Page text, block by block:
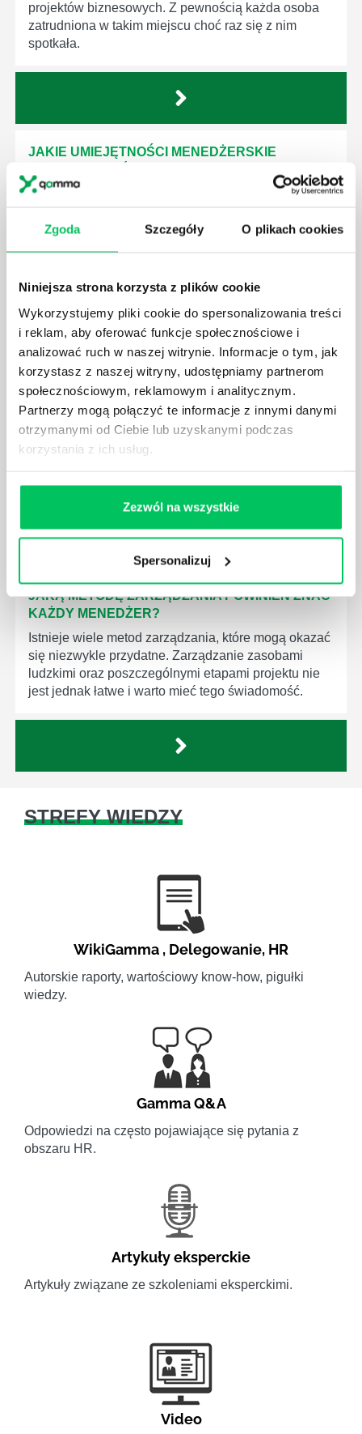
Zgoda Szczegóły O plikach cookies
Niniejsza strona korzysta z plików cookie
Wykorzystujemy pliki cookie do spersonalizowania treści
i reklam, aby oferować funkcje społecznościowe i
analizować ruch w naszej witrynie. Informacje o tym, jak
korzystasz z naszej witryny, udostępniamy partnerom
społecznościowym, reklamowym i analitycznym.
Partnerzy mogą połączyć te informacje z innymi danymi
otrzymanymi od Ciebie lub uzyskanymi podczas
korzystania z ich usług.
Zezwól na wszystkie
Spersonalizuj
projektów biznesowych. Z pewnością każda osoba
zatrudniona w takim miejscu choć raz się z nim
spotkała.
JAKIE UMIEJĘTNOŚCI MENEDŻERSKIE
Nawet zespół złożony z doskonale wykształconych i
sprawnie realizować swoich zadań, jeśli zabraknie w
czynności wykonywane przez pracowników.
JAK BRYGADZISTA MOŻE ROZWINĄĆ SWOJE
KOMPETENCJE MENEDŻERSKIE?
Menedżer to niezwykle ważne stanowisko w każdej
firmie. Osoba je pełniąca jest w pełni odpowiedzialna
działu.
JAKĄ METODĘ ZARZĄDZANIA POWINIEN ZNAĆ
KAŻDY MENEDŻER?
Istnieje wiele metod zarządzania, które mogą okazać
się niezwykle przydatne. Zarządzanie zasobami
ludzkimi oraz poszczególnymi etapami projektu nie
jest jednak łatwe i warto mieć tego świadomość.
STREFY WIEDZY
WikiGamma , Delegowanie, HR
Autorskie raporty, wartościowy know-how, pigułki
wiedzy.
Gamma Q&A
Odpowiedzi na często pojawiające się pytania z
obszaru HR.
Artykuły eksperckie
Artykuły związane ze szkoleniami eksperckimi.
Video